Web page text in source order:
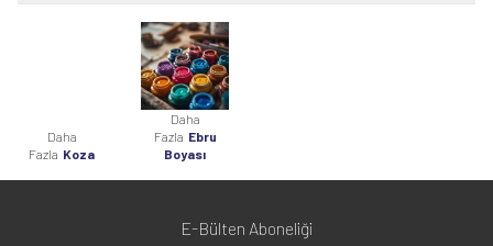
Daha
Fazla Koza
Daha
Fazla Ebru
Boyası
E-Bülten Aboneliği